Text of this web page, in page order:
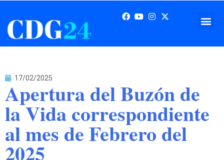
17/02/2025
Apertura del Buzón de
la Vida correspondiente
al mes de Febrero del
2025